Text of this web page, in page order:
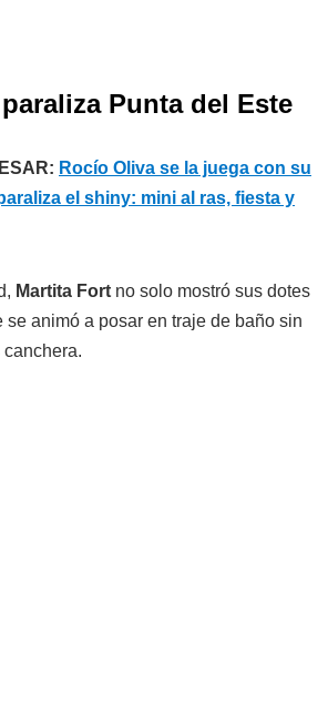
Punta del Este
Rocío Oliva se la juega con su
el shiny: mini al ras, fiesta y
Martita Fort no solo mostró sus dotes
se animó a posar en traje de baño sin